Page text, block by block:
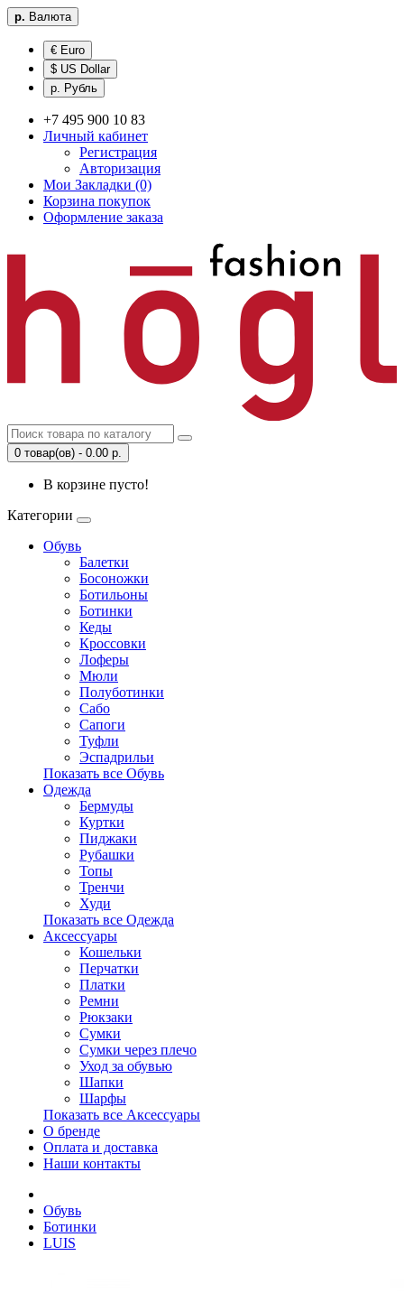
р. Валюта
€ Euro
$ US Dollar
р. Рубль
+7 495 900 10 83
Личный кабинет
Регистрация
Авторизация
Мои Закладки (0)
Корзина покупок
Оформление заказа
0 товар(ов) - 0.00 р.
В корзине пусто!
Категории
Обувь
Балетки
Босоножки
Ботильоны
Ботинки
Кеды
Кроссовки
Лоферы
Мюли
Полуботинки
Сабо
Сапоги
Туфли
Эспадрильи
Показать все Обувь
Одежда
Бермуды
Куртки
Пиджаки
Рубашки
Топы
Тренчи
Худи
Показать все Одежда
Аксессуары
Кошельки
Перчатки
Платки
Ремни
Рюкзаки
Сумки
Сумки через плечо
Уход за обувью
Шапки
Шарфы
Показать все Аксессуары
О бренде
Оплата и доставка
Наши контакты
Обувь
Ботинки
LUIS